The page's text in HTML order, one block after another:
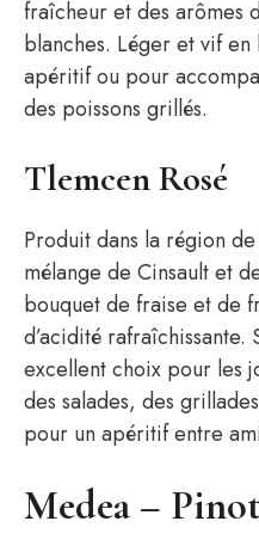
fraîcheur et des arômes
blanches. Léger et vif
apéritif ou pour
des poissons grillés.
Tlemcen Rosé
Produit dans la région
mélange de Cinsault et
bouquet de fraise et de
d’acidité rafraîchissante.
excellent choix pour les
des salades, des
pour un apéritif entre
Medea –